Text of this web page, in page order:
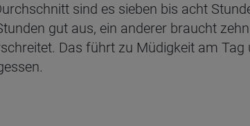
sind es sieben bis acht
gut aus, ein anderer braucht
Das führt zu Müdigkeit am Tag